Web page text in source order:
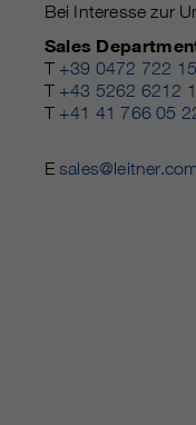
Bei Interesse zur
Sales
T +39 0472 722
T +43 5262 6212
T +41 41 766 05
E